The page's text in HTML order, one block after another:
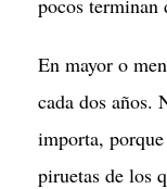
pocos terminan
En mayor o
cada dos años.
importa,
piruetas de los